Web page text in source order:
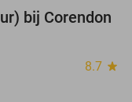
37%
bij Corendon
8.7 star